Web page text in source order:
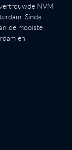
NVM
Sinds
de mooiste
en